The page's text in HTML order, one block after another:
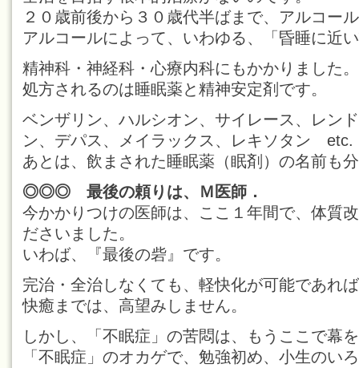
２０歳前後から３０歳代半ばまで、アルコー
アルコールによって、いわゆる、「昏睡に近
精神科・神経科・心療内科にもかかりました。
処方されるのは睡眠薬と精神安定剤です。
ベンザリン、ハルシオン、サイレース、レン
ン、デパス、メイラックス、レキソタン etc.
あとは、飲まされた睡眠薬（眠剤）の名前も
◎◎◎ 最後の頼りは、Ｍ医師．
今かかりつけの医師は、ここ１年間で、体質
ださいました。
いわば、『最後の砦』です。
完治・全治しなくても、軽快化が可能であれ
快癒までは、高望みしません。
しかし、「不眠症」の苦悶は、もうここで幕
「不眠症」のオカゲで、勉強初め、小生のい